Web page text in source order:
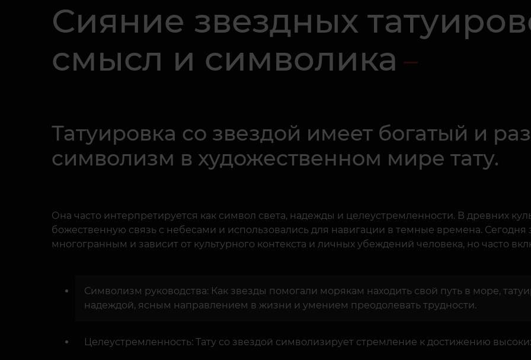
Сияние звездных
смысл и символика
Татуировка со звездой имеет богатый и
символизм в художественном мире тату.
Она часто интерпретируется как символ света, надежды и целеустремленности. В древних
божественную связь с небесами и использовались для навигации в темные времена.
многогранным и зависит от культурного контекста и личных убеждений человека, но часто
Символизм руководства: Как звезды помогали морякам находить свой путь в море,
надеждой, ясным направлением в жизни и умением преодолевать трудности.
Целеустремленность: Тату со звездой символизирует стремление к достижению